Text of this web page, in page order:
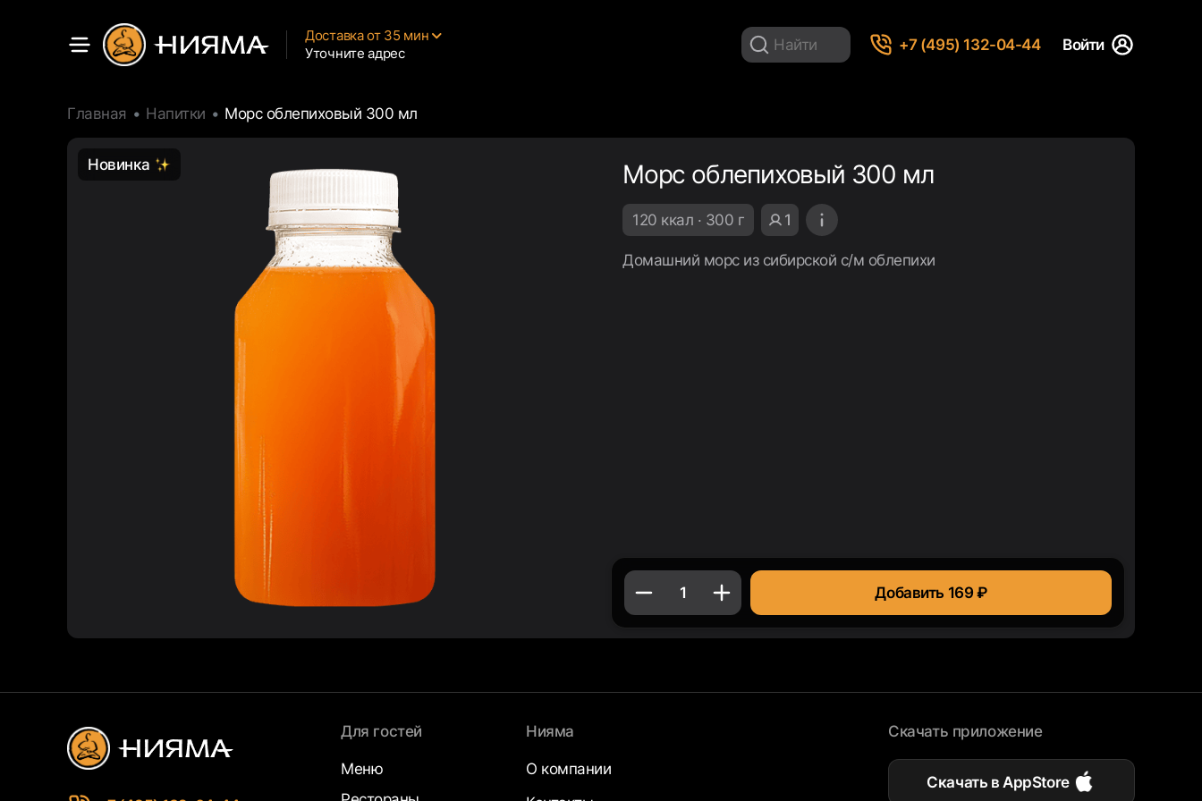
Доставка от 35 мин
Уточните адрес
+7 (495) 132-04-44 Войти
Главная Напитки Морс облепиховый 300 мл
Новинка Морс облепиховый 300 мл
120 ккал · 300 г 1
Домашний морс из сибирской с/м облепихи
1 Добавить 169 ₽
Скачать приложение
Скачать в AppStore
Для гостей
Меню
Нияма
О компании